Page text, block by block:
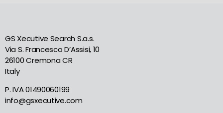
GS Xecutive Search S.a.s.
Via S. Francesco D’Assisi, 10
26100 Cremona CR
Italy
P. IVA 01490060199
info@gsxecutive.com